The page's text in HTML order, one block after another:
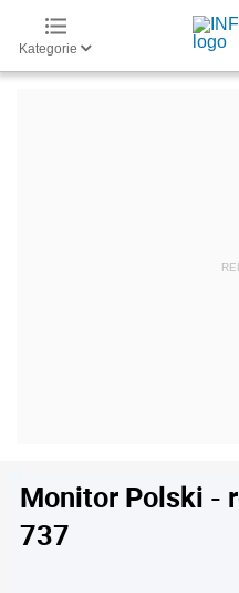
Kategorie
Monitor Polski -
737